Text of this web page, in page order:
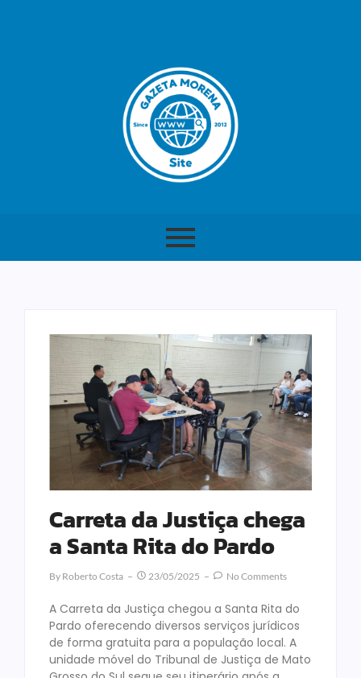
Carreta da Justiça chega
a Santa Rita do Pardo
By Roberto Costa 23/05/2025 No Comments
A Carreta da Justiça chegou a Santa Rita do
Pardo oferecendo diversos serviços jurídicos
de forma gratuita para a população local. A
unidade móvel do Tribunal de Justiça de Mato